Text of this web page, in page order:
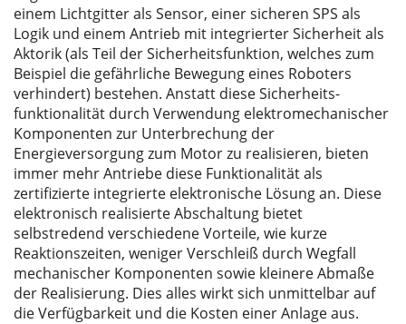
einem Lichtgitter als Sensor, einer sicheren SPS als
Logik und einem Antrieb mit integrierter Sicherheit als
Aktorik (als Teil der Sicherheitsfunktion, welches zum
Beispiel die gefährliche Bewegung eines Roboters
verhindert) bestehen. Anstatt diese Sicherheits-
funktionalität durch Verwendung elektromechanischer
Komponenten zur Unterbrechung der
Energieversorgung zum Motor zu realisieren, bieten
immer mehr Antriebe diese Funktionalität als
zertifizierte integrierte elektronische Lösung an. Diese
elektronisch realisierte Abschaltung bietet
selbstredend verschiedene Vorteile, wie kurze
Reaktionszeiten, weniger Verschleiß durch Wegfall
mechanischer Komponenten sowie kleinere Abmaße
der Realisierung. Dies alles wirkt sich unmittelbar auf
die Verfügbarkeit und die Kosten einer Anlage aus.